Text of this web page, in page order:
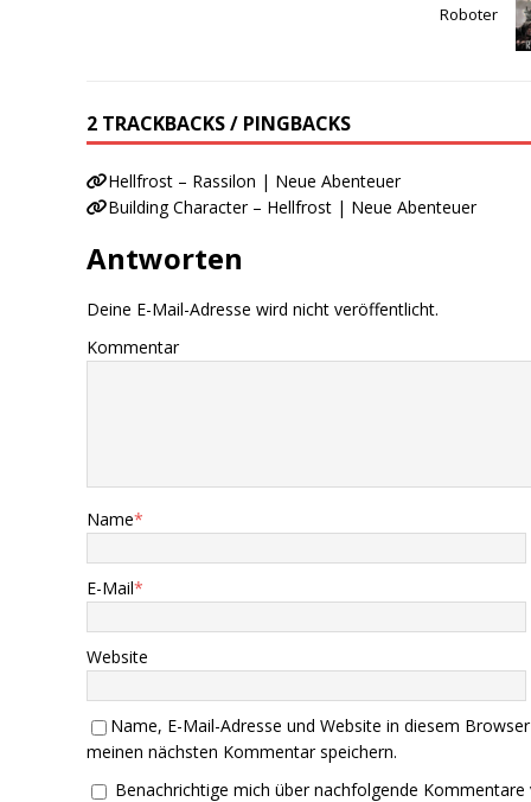
Roboter
2 TRACKBACKS / PINGBACKS
Hellfrost – Rassilon | Neue Abenteuer
Building Character – Hellfrost | Neue Abenteuer
Antworten
Deine E-Mail-Adresse wird nicht veröffentlicht.
Kommentar
Name*
E-Mail*
Website
Name, E-Mail-Adresse und Website in diesem
meinen nächsten Kommentar speichern.
Benachrichtige mich über nachfolgende Kommentare